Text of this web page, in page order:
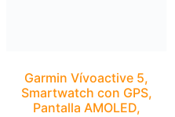
Garmin Vívoactive 5,
Smartwatch con GPS,
Pantalla AMOLED,